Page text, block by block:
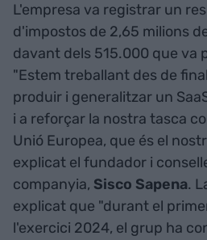
L'empresa va registrar un
d'impostos de 2,65 milions
davant dels 515.000 que va
"Estem treballant des de
produir i generalitzar un
i a reforçar la nostra tasca
Unió Europea, que és el
explicat el fundador i
companyia, Sisco Sapena.
explicat que "durant el
l'exercici 2024, el grup ha